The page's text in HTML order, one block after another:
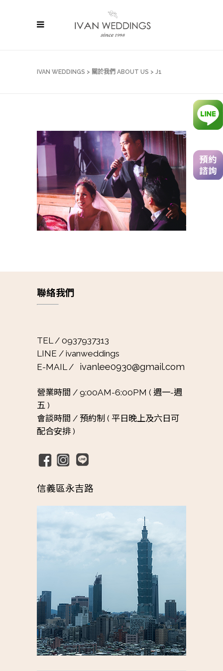
IVAN WEDDINGS > 關於我們 ABOUT US > J1
聯絡我們
TEL / 0937937313
LINE / ivanweddings
E-MAIL / ivanlee0930@gmail.com
營業時間 / 9:00AM-6:00PM ( 週一-週
五 )
會談時間 / 預約制 ( 平日晚上及六日可
配合安排 )
信義區永吉路